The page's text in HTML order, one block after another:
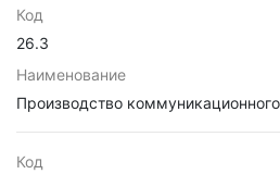
Код
26.3
Наименование
Производство
Код